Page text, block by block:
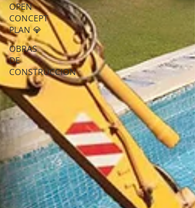
OPEN
CONCEPT
PLAN 💎
OBRAS
DE
CONSTRUCCION